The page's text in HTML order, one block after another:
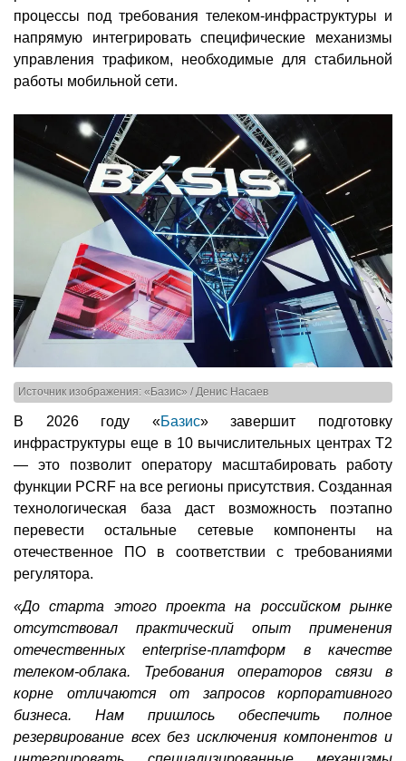
процессы под требования телеком-инфраструктуры и
напрямую интегрировать специфические механизмы
управления трафиком, необходимые для стабильной
работы мобильной сети.
Источник изображения: «Базис» / Денис Насаев
В 2026 году «Базис» завершит подготовку
инфраструктуры еще в 10 вычислительных центрах Т2
— это позволит оператору масштабировать работу
функции PCRF на все регионы присутствия. Созданная
технологическая база даст возможность поэтапно
перевести остальные сетевые компоненты на
отечественное ПО в соответствии с требованиями
регулятора.
«До старта этого проекта на российском рынке
отсутствовал практический опыт применения
отечественных enterprise-платформ в качестве
телеком-облака. Требования операторов связи в
корне отличаются от запросов корпоративного
бизнеса. Нам пришлось обеспечить полное
резервирование всех без исключения компонентов и